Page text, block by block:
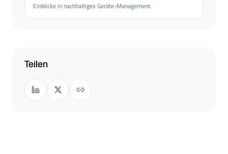
Einblicke in nachhaltiges Geräte-Management.
Teilen